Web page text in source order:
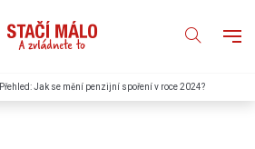
Přehled: Jak se mění penzijní spoření v roce 2024?